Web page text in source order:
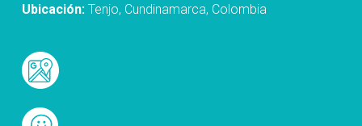
Ubicación: Tenjo, Cundinamarca, Colombia